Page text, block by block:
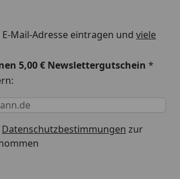
Mail-Adresse eintragen und viele
5,00 € Newslettergutschein *
Datenschutzbestimmungen zur